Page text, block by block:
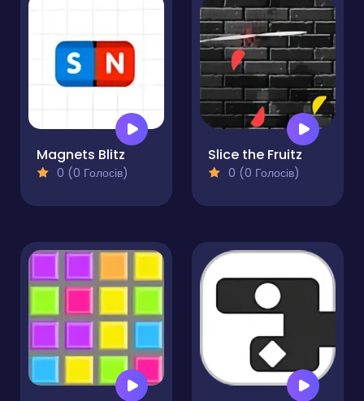
Magnets Blitz
0 (0 Голосів)
Slice the Fruitz
0 (0 Голосів)